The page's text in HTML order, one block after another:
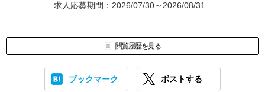
求人応募期間：2026/07/30～2026/08/31
閲覧履歴を見る
ブックマーク ポストする